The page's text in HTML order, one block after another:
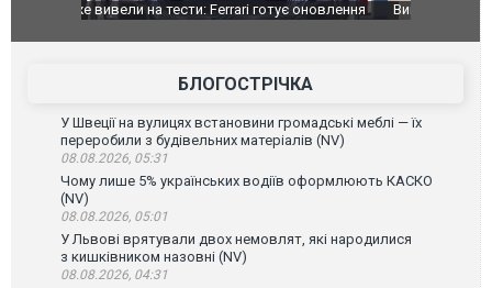
Вийшов трейлер нової екранізації легендарного
БЛОГОСТРІЧКА
У Швеції на вулицях встановини громадські меблі — їх
переробили з будівельних матеріалів (NV)
08.08.2026, 05:31
Чому лише 5% українських водіїв оформлюють КАСКО
(NV)
08.08.2026, 05:01
У Львові врятували двох немовлят, які народилися
з кишківником назовні (NV)
08.08.2026, 04:31